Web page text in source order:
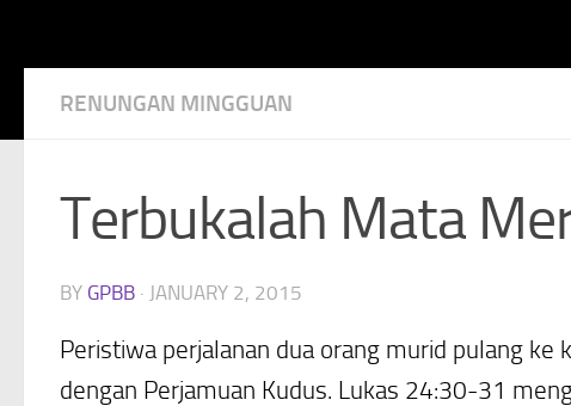
RENUNGAN MINGGUAN
Terbukalah Mata
BY GPBB · JANUARY 2, 2015
Peristiwa perjalanan dua orang murid pulang
dengan Perjamuan Kudus. Lukas 24:30-31